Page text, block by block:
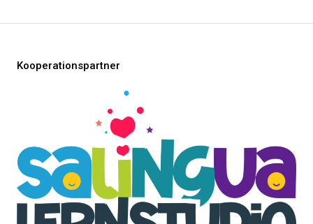
Kooperationspartner